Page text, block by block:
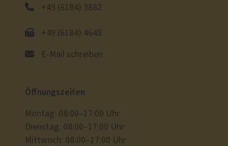
+49 (6184) 3882
+49 (6184) 4648
E-Mail schreiben
Öffnungszeiten
Montag: 08:00–17:00 Uhr
Dienstag: 08:00–17:00 Uhr
Mittwoch: 08:00–17:00 Uhr